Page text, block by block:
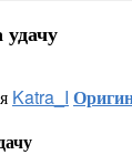
Katra_I